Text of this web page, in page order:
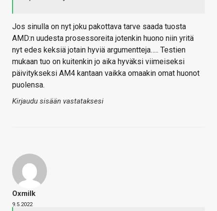
Jos sinulla on nyt joku pakottava tarve saada tuosta
AMD:n uudesta prosessoreita jotenkin huono niin yritä
nyt edes keksiä jotain hyviä argumentteja….. Testien
mukaan tuo on kuitenkin jo aika hyväksi viimeiseksi
päivitykseksi AM4 kantaan vaikka omaakin omat huonot
puolensa.
Kirjaudu sisään vastataksesi
Oxmilk
9.5.2022